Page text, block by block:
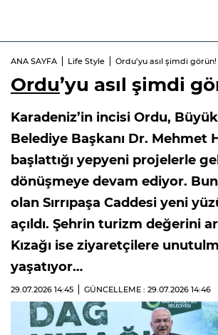
ANA SAYFA Life Style Ordu’yu asıl şimdi görün!
Ordu’yu asıl şimdi
Karadeniz’in incisi Ordu,
Belediye Başkanı Dr. Mehmet
başlattığı yepyeni projelerle
dönüşmeye devam ediyor.
olan Sırrıpaşa Caddesi yeni
açıldı. Şehrin turizm değerini
Kızağı ise ziyaretçilere
yaşatıyor…
29.07.2026 14:45 GÜNCELLEME : 29.07.2026 14:46